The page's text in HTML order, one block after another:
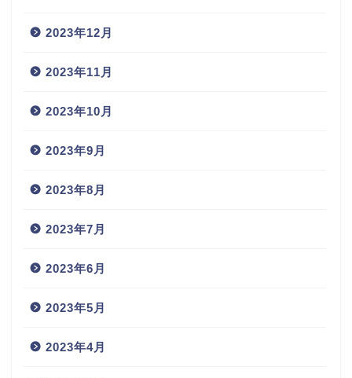
2023年12月
2023年11月
2023年10月
2023年9月
2023年8月
2023年7月
2023年6月
2023年5月
2023年4月